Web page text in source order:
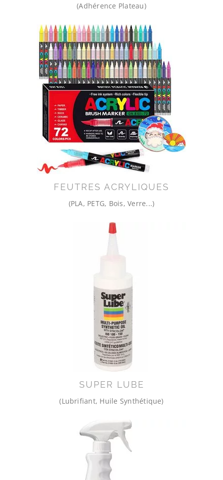
(Adhérence Plateau)
FEUTRES ACRYLIQUES
(PLA, PETG, Bois, Verre...)
SUPER LUBE
(Lubrifiant, Huile Synthétique)